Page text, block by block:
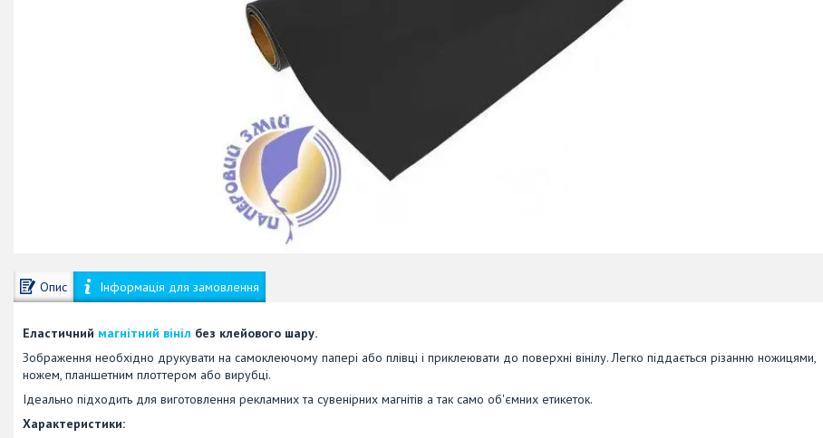
Опис Інформація для замовлення
Еластичний магнітний вініл без клейового шару.
Зображення необхідно друкувати на самоклеючому папері або плівці і приклеювати до поверхні вінілу. Легко піддається різанню ножицями,
ножем, планшетним плоттером або вирубці.
Ідеально підходить для виготовлення рекламних та сувенірних магнітів а так само об'ємних етикеток.
Характеристики: